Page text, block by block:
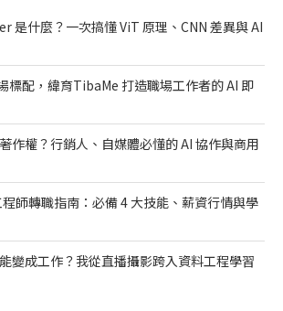
是什麼？一次搞懂 ViT 原理、CNN 差異與 AI
標配，緯育TibaMe 打造職場工作者的 AI 即
作權？行銷人、自媒體必懂的 AI 協作與商用
師轉職指南：必備 4 大技能、薪資行情與學
變成工作？我從直播攝影跨入資料工程學習